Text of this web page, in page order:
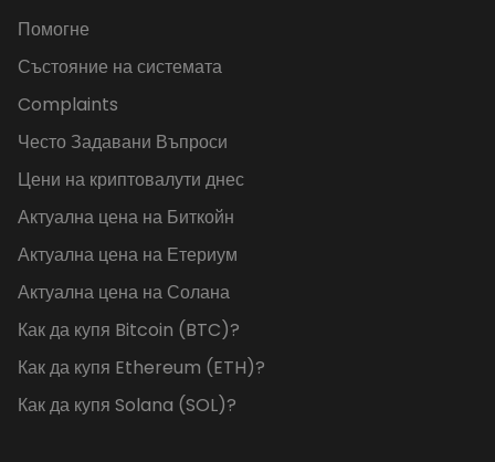
Помогне
Състояние на системата
Complaints
Често Задавани Въпроси
Цени на криптовалути днес
Актуална цена на Биткойн
Актуална цена на Етериум
Актуална цена на Солана
Как да купя Bitcoin (BTC)?
Как да купя Ethereum (ETH)?
Как да купя Solana (SOL)?